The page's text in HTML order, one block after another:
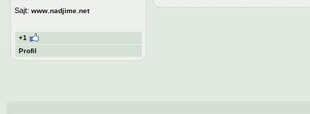
Sajt: www.nadjime.net
+1
Profil